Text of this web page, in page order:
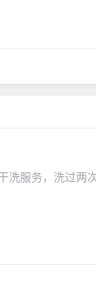
服务，洗过两